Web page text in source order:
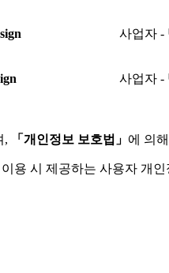
사업자 -
사업자 -
, 「개인정보 보호법」 에 의
용 시 제공하는 사용자 개